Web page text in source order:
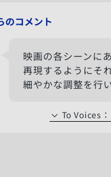
のコメント
映画の各シーンに
再現するようにそ
細やかな調整を行
To Voices ：